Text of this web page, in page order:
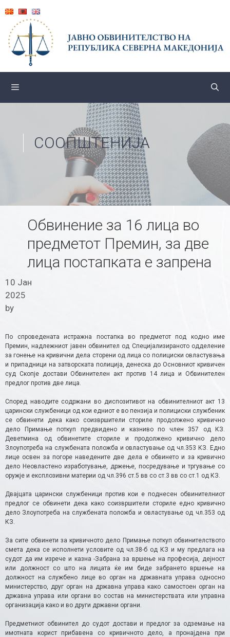
content
СООПШТЕНИЈА
Обвинение за 16 лица во
предметот Премин, за две
лица постапката е запрена
10 Јан
2025
by
По спроведената истражна постапка во предметот под кодно име
Премин, надлежниот јавен обвинител од Специјализираното одделение
за гонење на кривични дела сторени од лица со полициски овластувања
и припадници на затворската полиција, денеска до Основниот кривичен
суд Скопје достави Обвинителен акт против 14 лица и Обвинителен
предлог против две лица.
Според наводите содржани во диспозитивот на обвинителниот акт 13
царински службеници од кои едниот е во пензија и полициски службеник
се обвинети дека како соизвршители сториле продолжено кривично
дело Примање поткуп предвидено и казниво по член 357 од КЗ.
Деветмина од обвинетите сториле и продолжено кривично дело
Злоупотреба на службената положба и овластување од чл.353 КЗ. Едно
лице освен за погоре наведените две дела е обвинето и за кривично
дело Неовластено изработување, држење, посредување и тргување со
оружје и експлозивни материи од чл.396 ст.5 вв со ст.3 вв со ст.1 од КЗ.
Двајцата царински службеници против кои е поднесен обвинителниот
предлог се обвинети дека како соизвршители сториле едно кривично
дело Злоупотреба на службената положба и овластување од чл.353 од
КЗ.
За сите обвинети за кривичното дело Примање поткуп обвинителството
смета дека се исполнети условите од чл.38-б од КЗ и му предлага на
судот да им изрече и казна -Забрана за вршење на професија, дејност
или должност со што на лицата ќе им биде забрането вршење на
должност на службено лице во орган на државната управа односно
министерство, друг орган на државна управа како самостоен орган на
државна управа или органи во состав на министерствата или управна
организација како и во други државни органи.
Предметниот обвинител до судот достави и предлог за одземање на
имотната корист прибавена со кривичното дело, а пронајдена при